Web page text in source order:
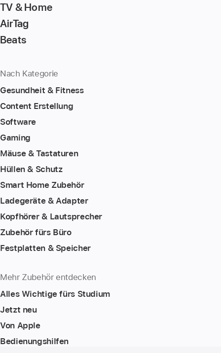
TV & Home
AirTag
Beats
Nach Kategorie
Gesundheit & Fitness
Content Erstellung
Software
Gaming
Mäuse & Tastaturen
Hüllen & Schutz
Smart Home Zubehör
Ladegeräte & Adapter
Kopfhörer & Lautsprecher
Zubehör fürs Büro
Festplatten & Speicher
Mehr Zubehör entdecken
Alles Wichtige fürs Studium
Jetzt neu
Von Apple
Bedienungshilfen